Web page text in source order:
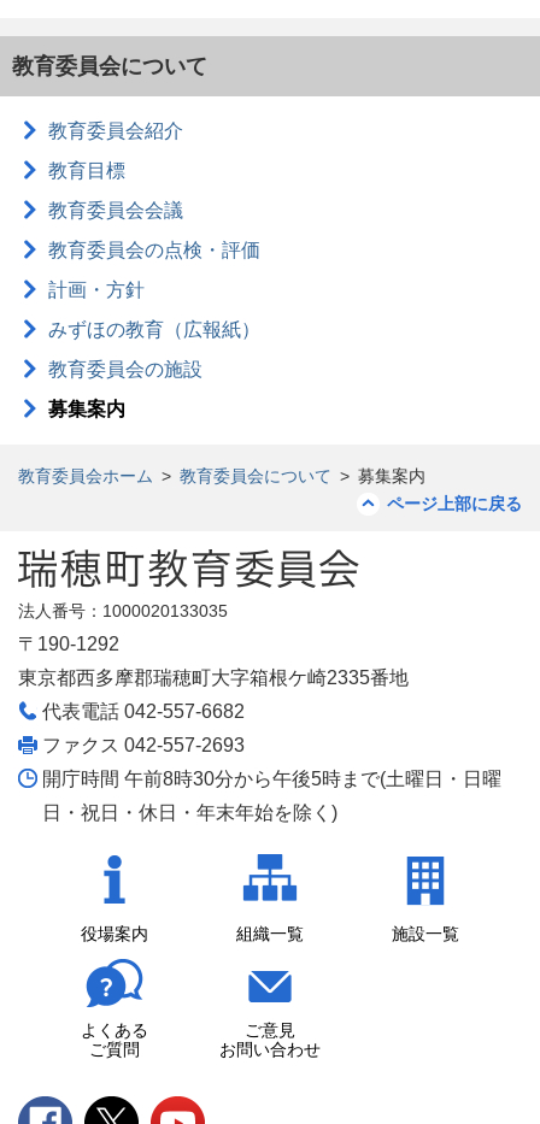
教育委員会について
教育委員会紹介
教育目標
教育委員会会議
教育委員会の点検・評価
計画・方針
みずほの教育（広報紙）
教育委員会の施設
募集案内
教育委員会ホーム > 教育委員会について > 募集案内
ページ上部に戻る
法人番号：1000020133035
〒190-1292
東京都西多摩郡瑞穂町大字箱根ケ崎2335番地
代表電話 042-557-6682
ファクス 042-557-2693
開庁時間 午前8時30分から午後5時まで(土曜日・日曜
日・祝日・休日・年末年始を除く)
役場案内 組織一覧 施設一覧
よくある
ご質問
ご意見
お問い合わせ